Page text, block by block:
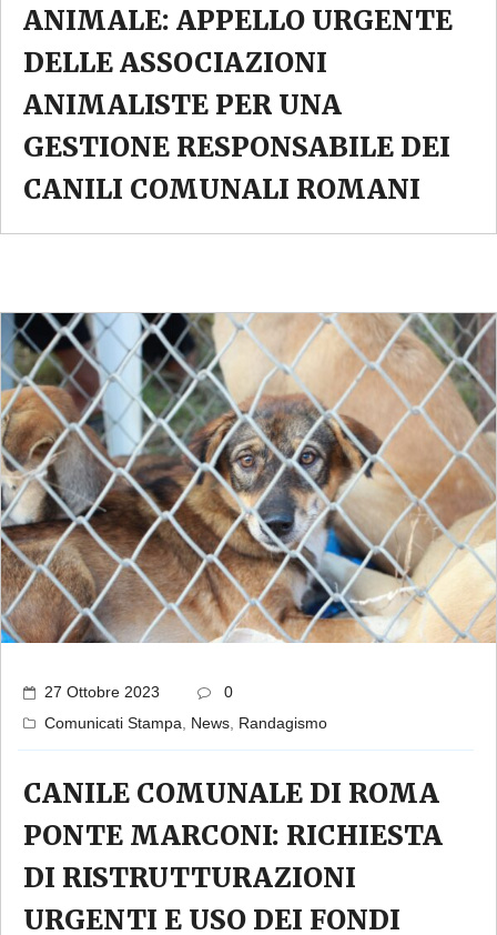
ANIMALE: APPELLO URGENTE
DELLE ASSOCIAZIONI
ANIMALISTE PER UNA
GESTIONE RESPONSABILE DEI
CANILI COMUNALI ROMANI
27 Ottobre 2023
0
Comunicati Stampa, News, Randagismo
CANILE COMUNALE DI ROMA
PONTE MARCONI: RICHIESTA
DI RISTRUTTURAZIONI
URGENTI E USO DEI FONDI